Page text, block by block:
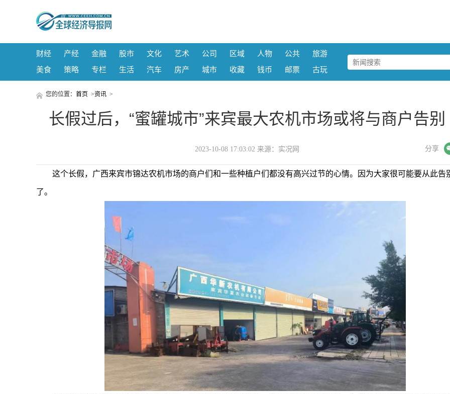
财经 产经 金融 股市 文化 艺术 公司 区域 人物 公共
旅游
美食
策略 专栏 生活 汽车 房产 城市 收藏 钱币 邮票 古玩
您的位置： 首页 >资讯 >
长假过后，“蜜罐城市”来宾最大农机市场或将与商户告别
2023-10-08 17:03:02 来源：实况网 分享
这个长假，广西来宾市锦达农机市场的商户们和一些种植户们都没有高兴过节的心情。因为大家很可能要从此告
了。